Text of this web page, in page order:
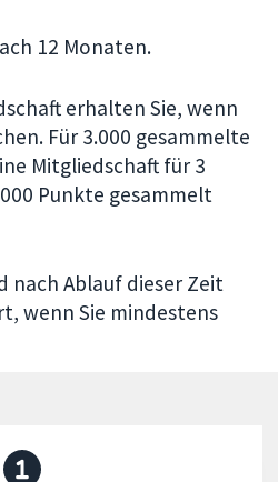
12 Monaten.
erhalten Sie, wenn
Für 3.000 gesammelte
Mitgliedschaft für 3
Punkte gesammelt
nach Ablauf dieser Zeit
wenn Sie mindestens